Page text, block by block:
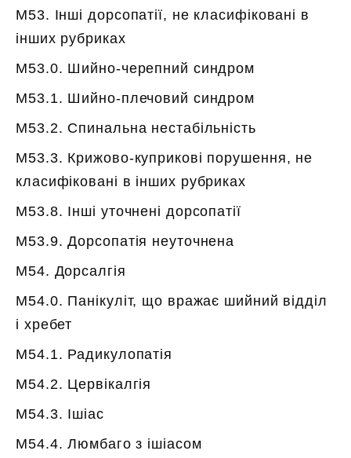
M53. Інші дорсопатії, не класифіковані в
інших рубриках
M53.0. Шийно-черепний синдром
M53.1. Шийно-плечовий синдром
M53.2. Спинальна нестабільність
M53.3. Крижово-куприкові порушення, не
класифіковані в інших рубриках
M53.8. Інші уточнені дорсопатії
M53.9. Дорсопатія неуточнена
M54. Дорсалгія
M54.0. Панікуліт, що вражає шийний відділ
і хребет
M54.1. Радикулопатія
M54.2. Цервікалгія
M54.3. Ішіас
M54.4. Люмбаго з ішіасом